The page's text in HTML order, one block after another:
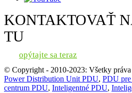
KONTAKTOVAŤ
TU
opýtajte sa teraz
© Copyright - 2010-2023: Všetky práva
Power Distribution Unit PDU, PDU pre
centrum PDU, Inteligentné PDU,